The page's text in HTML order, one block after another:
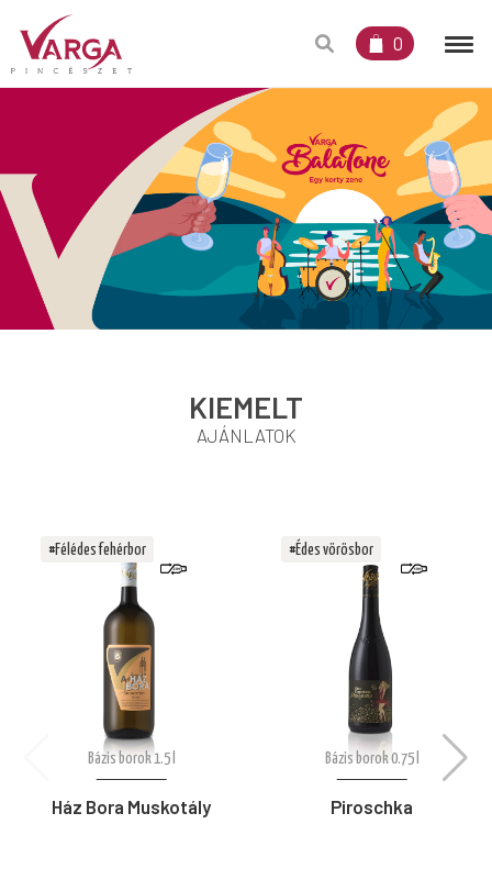
0
KIEMELT
AJÁNLATOK
Bázis borok 1.5 l
Ház Bora Muskotály
#Félédes fehérbor
Bázis borok 0.75 l
Piroschka
#Édes vörösbor